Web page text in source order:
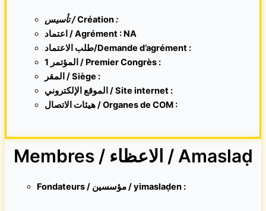
تأسيس /Création:
اعتماد / Agrément : NA
طلب الاعتماد/Demande d’agrément :
1 المؤتمر / Premier Congrès :
المقر /Siège :
الموقع الإلكتروني /Site internet:
هيئات الاتصال / Organes de COM :
Membres / الاعظاء / Amaslaḍ
Fondateurs / مؤسسين / yimaslaḍen :